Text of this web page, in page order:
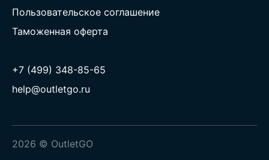
Пользовательское соглашение
Таможенная оферта
+7 (499) 348-85-65
help@outletgo.ru
2026 © OutletGO